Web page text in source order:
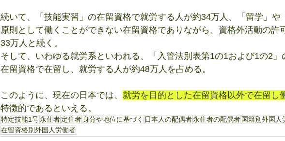
続いて、「技能実習」の在留資格で就労する人が約34万人、「留学」や
原則として働くことができない在留資格でありながら、資格外活動の許
33万人と続く。
そして、いわゆる就労系といわれる、「入管法別表第1の1および1の2」
在留資格で在留し、就労する人が約48万人を占める。
このように、現在の日本では、 就労を目的とした在留資格以外で在留し
特徴的であるといえる。
特定技能1号永住者定住者身分や地位に基づく 日本人の配偶者永住者の配偶者国籍別外国人
在留資格別外国人労働者